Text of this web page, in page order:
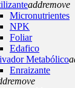
addremove
Micronutrientes
NPK
Foliar
Edafico
Metabólico
Enraizante
remove